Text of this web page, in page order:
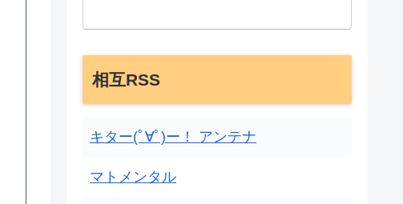
相互RSS
キター(ﾟ∀ﾟ)ー！ アンテナ
マトメンタル